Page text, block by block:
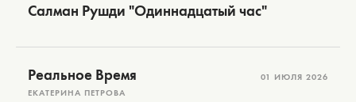
Салман Рушди "Одиннадцатый час"
Реальное Время
ЕКАТЕРИНА ПЕТРОВА
01 ИЮЛЯ 2026